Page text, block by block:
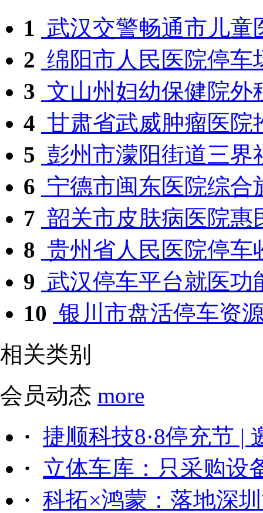
1 武汉交警畅通市儿童
2 绵阳市人民医院停车
3 文山州妇幼保健院外
4 甘肃省武威肿瘤医院
5 彭州市濛阳街道三界
6 宁德市闽东医院综合
7 韶关市皮肤病医院惠
8 贵州省人民医院停车
9 武汉停车平台就医功
10 银川市盘活停车资
相关类别
会员动态 more
· 捷顺科技8·8停充节 |
· 立体车库：只采购设
· 科拓×鸿蒙：落地深